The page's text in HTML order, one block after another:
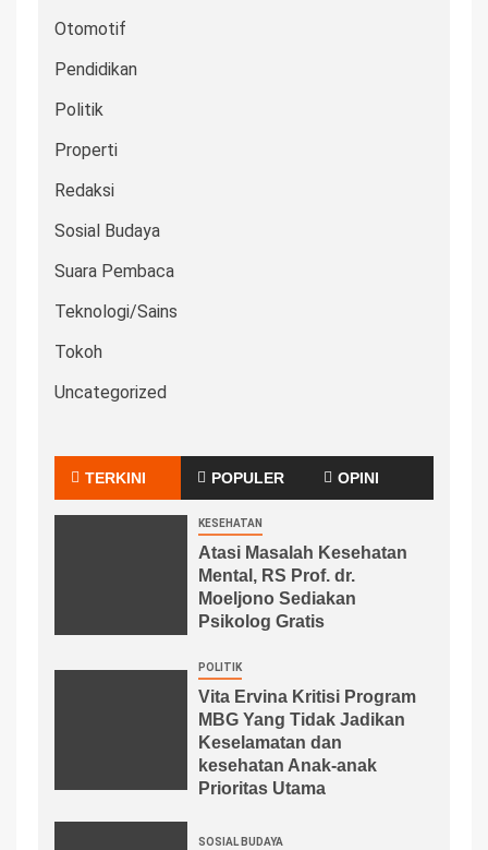
Otomotif
Pendidikan
Politik
Properti
Redaksi
Sosial Budaya
Suara Pembaca
Teknologi/Sains
Tokoh
Uncategorized
TERKINI POPULER OPINI
KESEHATAN
Atasi Masalah Kesehatan
Mental, RS Prof. dr.
Moeljono Sediakan
Psikolog Gratis
POLITIK
Vita Ervina Kritisi Program
MBG Yang Tidak Jadikan
Keselamatan dan
kesehatan Anak-anak
Prioritas Utama
SOSIAL BUDAYA